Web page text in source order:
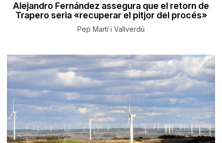
Alejandro Fernández assegura que el retorn de
Trapero seria «recuperar el pitjor del procés»
Pep Martí i Vallverdú